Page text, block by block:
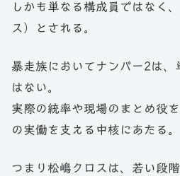
しかも単なる構成員ではなく
ス）とされる。
暴走族においてナンバー2は、
はない。
実際の統率や現場のまとめ役
の実働を支える中核にあたる。
つまり松嶋クロスは、若い段